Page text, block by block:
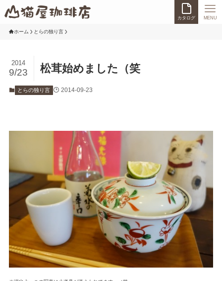
カタログ MENU
ホーム とらの独り言
松茸始めました（笑
2014
9/23
とらの独り言 2014-09-23